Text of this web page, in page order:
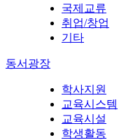
국제교류
취업/창업
기타
동서광장
학사지원
교육시스템
교육시설
학생활동